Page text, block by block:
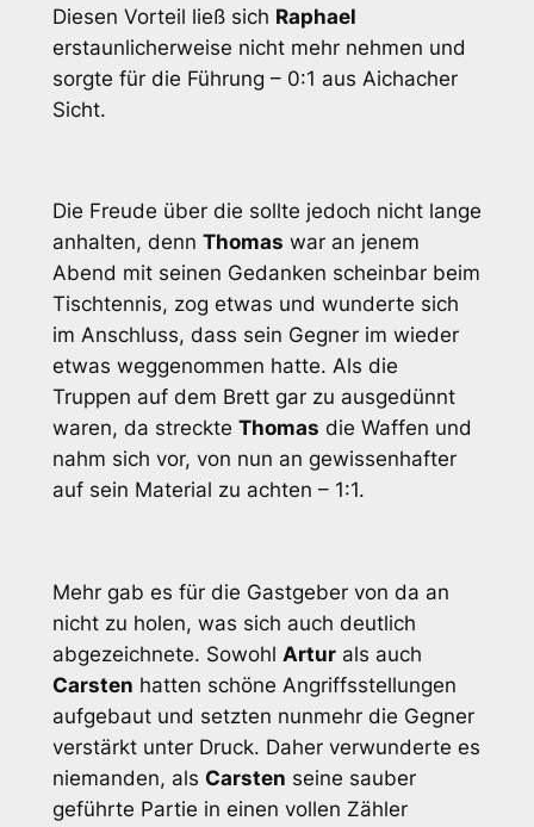
Diesen Vorteil ließ sich Raphael
erstaunlicherweise nicht mehr nehmen und
sorgte für die Führung – 0:1 aus Aichacher
Sicht.
Die Freude über die sollte jedoch nicht lange
anhalten, denn Thomas war an jenem
Abend mit seinen Gedanken scheinbar beim
Tischtennis, zog etwas und wunderte sich
im Anschluss, dass sein Gegner im wieder
etwas weggenommen hatte. Als die
Truppen auf dem Brett gar zu ausgedünnt
waren, da streckte Thomas die Waffen und
nahm sich vor, von nun an gewissenhafter
auf sein Material zu achten – 1:1.
Mehr gab es für die Gastgeber von da an
nicht zu holen, was sich auch deutlich
abgezeichnete. Sowohl Arturals auch
Carsten hatten schöne Angriffsstellungen
aufgebaut und setzten nunmehr die Gegner
verstärkt unter Druck. Daher verwunderte es
niemanden, als Carsten seine sauber
geführte Partie in einen vollen Zähler